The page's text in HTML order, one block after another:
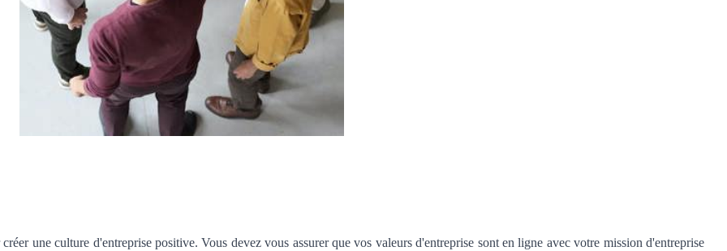
une culture d'entreprise positive. Vous devez vous assurer que vos valeurs d'entreprise sont en ligne avec votre mission d'entreprise